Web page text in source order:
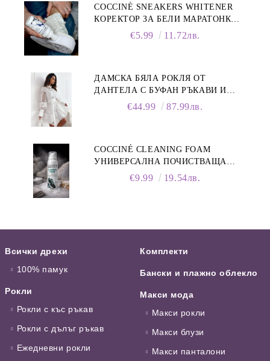
COCCINÈ SNEAKERS WHITENER
КОРЕКТОР ЗА БЕЛИ МАРАТОНКИ,
€5.99 11.72лв.
ДАМСКА БЯЛА РОКЛЯ ОТ
ДАНТЕЛА С БУФАН РЪКАВИ И
€44.99 87.99лв.
COCCINÉ CLEANING FOAM
УНИВЕРСАЛНА ПОЧИСТВАЩА
ПЯНА ЗА ОБУВКИ, 150 МЛ
€9.99 19.54лв.
Всички дрехи
100% памук
Рокли
Рокли с къс ръкав
Рокли с дълъг ръкав
Ежедневни рокли
Комплекти
Бански и плажно облекло
Макси мода
Макси рокли
Макси блузи
Макси панталони